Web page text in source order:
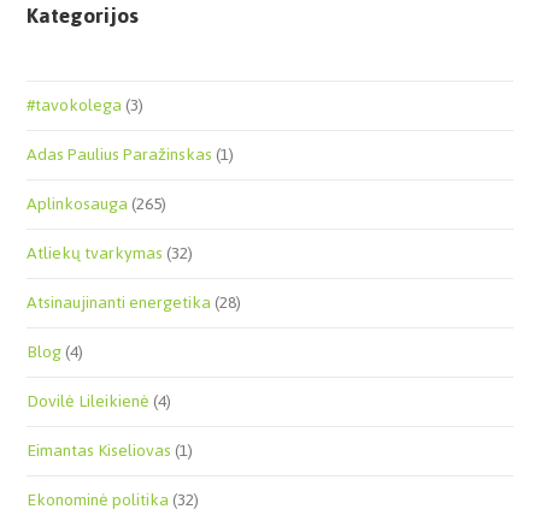
Kategorijos
#tavokolega(3)
Adas Paulius Paražinskas(1)
Aplinkosauga(265)
Atliekų tvarkymas(32)
Atsinaujinanti energetika(28)
Blog(4)
Dovilė Lileikienė(4)
Eimantas Kiseliovas(1)
Ekonominė politika(32)